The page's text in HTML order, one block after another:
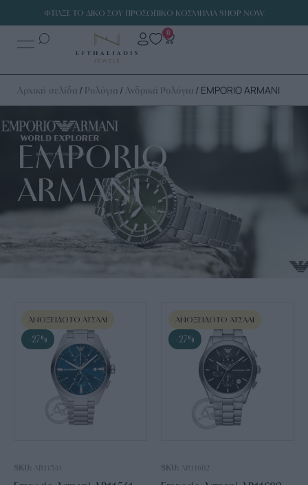
ΦΤΙΑΞΕ ΤΟ ΔΙΚΟ ΣΟΥ ΠΡΟΣΩΠΙΚΟ ΚΟΣΜΗΜΑ SHOP NOW
0
Αρχική σελίδα / Ρολόγια / Ανδρικά Ρολόγια / EMPORIO ARMANI
EMPORIO
ARMANI
ΑΝΟΞΕΊΔΩΤΟ ΑΤΣΆΛΙ
-27%
SKU: AR11541
ΑΝΟΞΕΊΔΩΤΟ ΑΤΣΆΛΙ
-27%
SKU: AR11602